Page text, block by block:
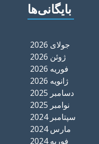
بایگانی‌ها
جولای 2026
ژوئن 2026
فوریه 2026
ژانویه 2026
دسامبر 2025
نوامبر 2025
سپتامبر 2024
مارس 2024
فوریه 2024